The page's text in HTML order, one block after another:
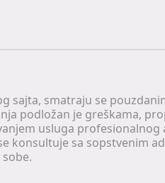
sajta, smatraju se
podložan je greškama,
usluga
konsultuje sa sopstvenim